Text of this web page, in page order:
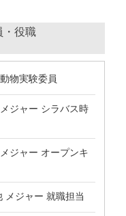
・役職
物実験委員
ジャー シラバス時
ジャー オープンキ
メジャー 就職担当